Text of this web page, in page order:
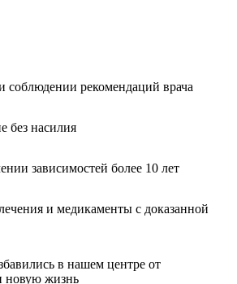
соблюдении рекомендаций врача
без насилия
зависимостей более 10 лет
и медикаменты с доказанной
в нашем центре от
новую жизнь